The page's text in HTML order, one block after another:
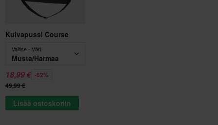
Kuivapussi Course
Valitse - Väri
Musta/Harmaa
18,99 € -62%
49,99 €
Lisää ostoskoriin